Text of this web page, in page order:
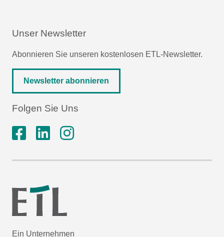
Unser Newsletter
Abonnieren Sie unseren kostenlosen ETL-Newsletter.
Newsletter abonnieren
Folgen Sie Uns
Ein Unternehmen